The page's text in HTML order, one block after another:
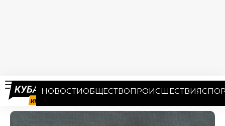
НОВОСТИОБЩЕСТВОПРОИСШЕСТВИЯ